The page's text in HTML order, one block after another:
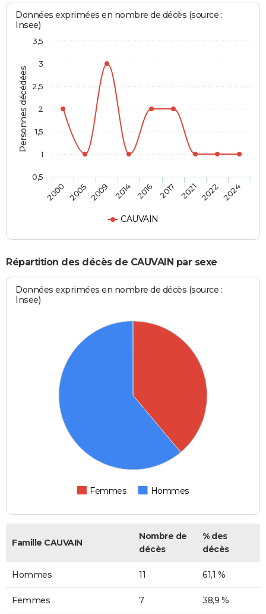
Personnes décédées
Données exprimées en nombre de décès (source :
Insee)
CAUVAIN
2000 2005 2009 2014 2016 2017 2021 2022 2024
0,5
1
1,5
2
2,5
3
3,5
Répartition des décès de CAUVAIN par sexe
Données exprimées en nombre de décès (source :
Insee)
Femmes Hommes
Famille CAUVAIN
Nombre de
décès
% des
décès
Hommes 11 61,1 %
Femmes 7 38,9 %